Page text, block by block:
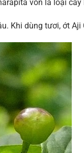
vốn là loại
Khi dùng tươi, ớt